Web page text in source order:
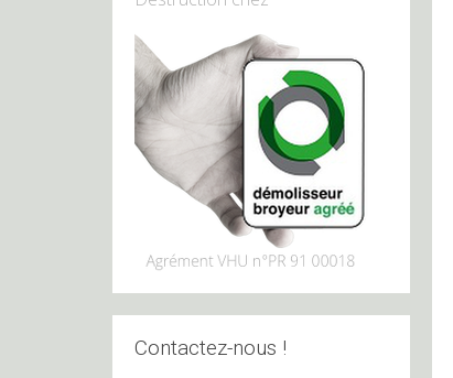
Contactez-nous !